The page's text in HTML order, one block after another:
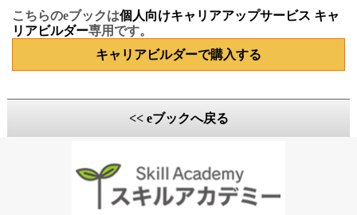
こちらのeブックは個人向けキャリアアップサービス キャ
リアビルダー専用です。
キャリアビルダーで購入する
<< eブックへ戻る